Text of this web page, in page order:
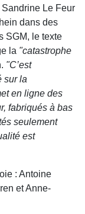
Le Feur
dans des
SGM, le texte
la "catastrophe
"C’est
sur la
en ligne des
fabriqués à bas
seulement
est
: Antoine
et Anne-